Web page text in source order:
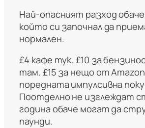
Най-опасният разход
който си започнал да
нормален.
£4 кафе тук. £10 за
там. £15 за нещо от
поредната импулсивна
Поотделно не изглеждат
година обаче могат да
паунди.